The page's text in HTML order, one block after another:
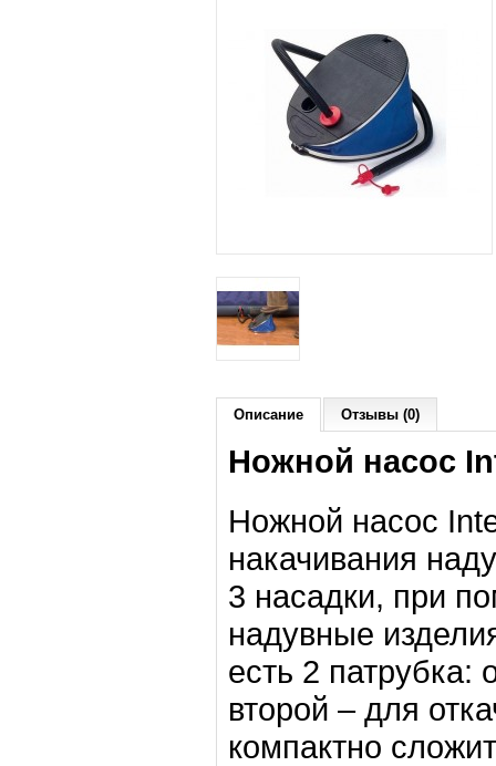
Описание Отзывы (0)
Ножной насос
Ножной насос
накачивания
3 насадки, при
надувные
есть 2 патрубка:
второй – для
компактно